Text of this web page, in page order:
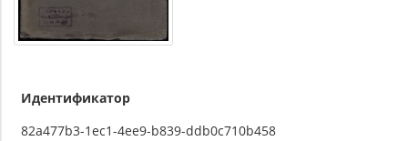
Идентификатор
82a477b3-1ec1-4ee9-b839-ddb0c710b458